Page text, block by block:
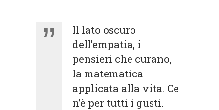
Il lato oscuro
dell’empatia, i
pensieri che curano,
la matematica
applicata alla vita. Ce
n’è per tutti i gusti.